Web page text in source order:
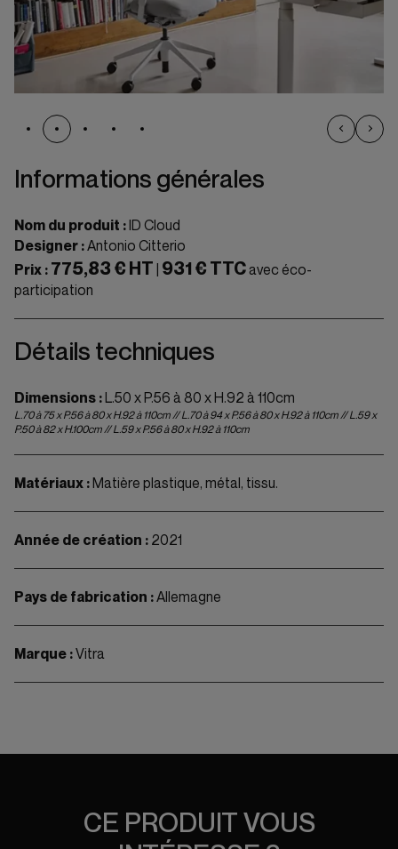
Informations générales
Nom du produit :ID Cloud
Designer :Antonio Citterio
Prix : 775,83 € HT 931 € TTC avec éco-
participation
Détails techniques
Dimensions :L.50 x P.56 à 80 x H.92 à 110cm
L.70 à 75 x P.56 à 80 x H.92 à 110cm // L.70 à 94 x P.56 à 80 x H.92 à 110cm // L.59 x
P.50 à 82 x H.100cm // L.59 x P.56 à 80 x H.92 à 110cm
Matériaux :Matière plastique, métal, tissu.
Année de création : 2021
Pays de fabrication :Allemagne
Marque :Vitra
CE PRODUIT VOUS